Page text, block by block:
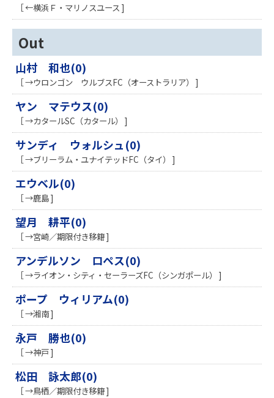
［ ←横浜Ｆ・マリノスユース ]
Out
山村 和也(0)
［ →ウロンゴン ウルブスFC（オーストラリア） ]
ヤン マテウス(0)
［ →カタールSC（カタール） ]
サンディ ウォルシュ(0)
［ →ブリーラム・ユナイテッドFC（タイ） ]
エウベル(0)
［ →鹿島 ]
望月 耕平(0)
［ →宮崎／期限付き移籍 ]
アンデルソン ロペス(0)
［ →ライオン・シティ・セーラーズFC（シンガポール） ]
ポープ ウィリアム(0)
［ →湘南 ]
永戸 勝也(0)
［ →神戸 ]
松田 詠太郎(0)
［ →鳥栖／期限付き移籍 ]